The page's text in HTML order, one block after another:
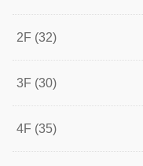
2F (32)
3F (30)
4F (35)